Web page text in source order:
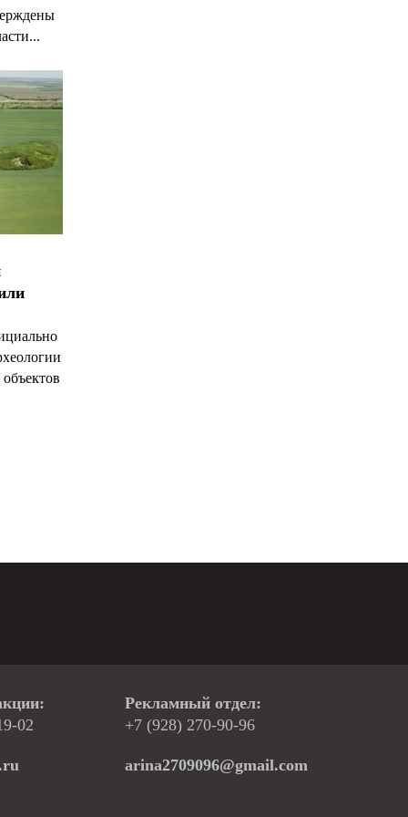
02
Рекламный отдел:
+7 (928) 270-90-96
arina2709096@gmail.com